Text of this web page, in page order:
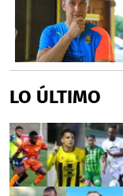
LO ÚLTIMO